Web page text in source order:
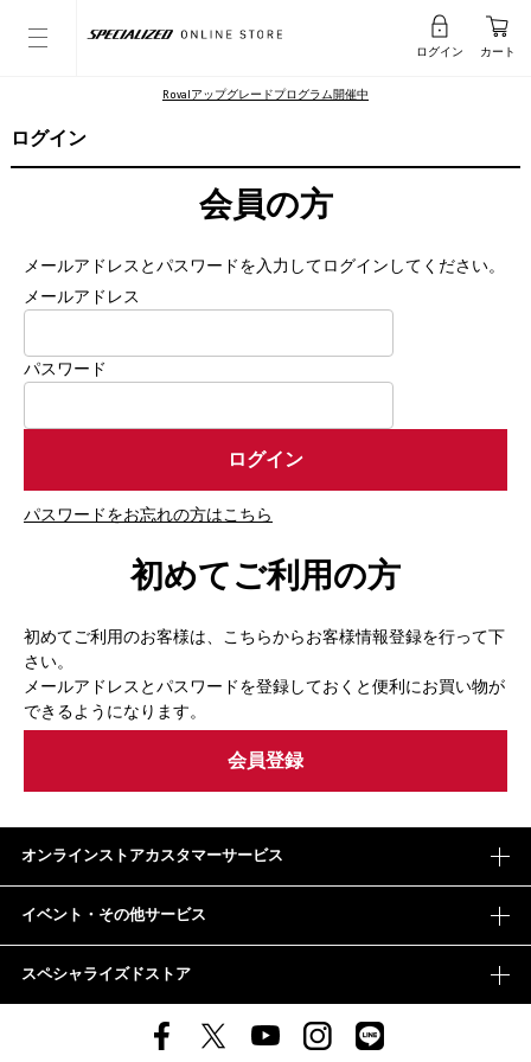
ログイン カート
Rovalアップグレードプログラム開催中
ログイン
会員の方
メールアドレスとパスワードを入力してログインしてください。
メールアドレス
パスワード
パスワードをお忘れの方はこちら
初めてご利用の方
初めてご利用のお客様は、こちらからお客様情報登録を行って下
さい。
メールアドレスとパスワードを登録しておくと便利にお買い物が
できるようになります。
オンラインストアカスタマーサービス
イベント・その他サービス
スペシャライズドストア